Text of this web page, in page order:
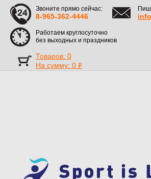
Звоните прямо сейчас:
8-965-362-4446
Работаем круглосуточно
без выходных и праздников
Товаров: 0
На сумму: 0 Р